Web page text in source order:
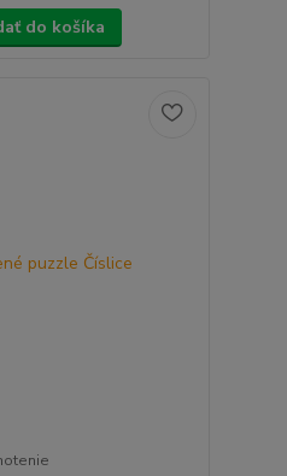
do košíka